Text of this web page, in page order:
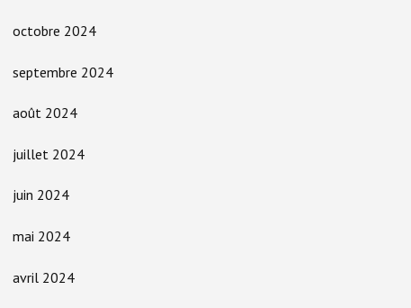
octobre 2024
septembre 2024
août 2024
juillet 2024
juin 2024
mai 2024
avril 2024